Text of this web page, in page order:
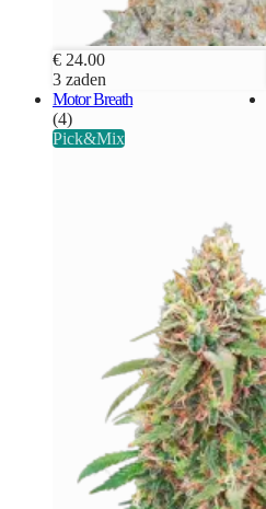
€ 24.00
3 zaden
Motor Breath
(4)
Pick&Mix